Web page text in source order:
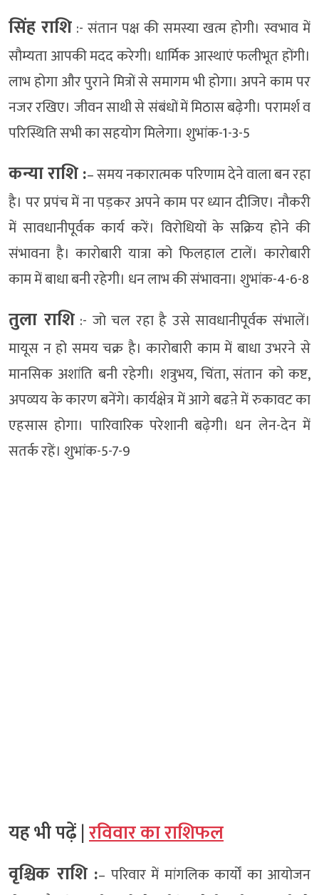
सिंह राशि :- संतान पक्ष की समस्या खत्म होगी। स्वभाव में
सौम्यता आपकी मदद करेगी। धार्मिक आस्थाएं फलीभूत होंगी।
लाभ होगा और पुराने मित्रों से समागम भी होगा। अपने काम पर
नजर रखिए। जीवन साथी से संबंधों में मिठास बढ़ेगी। परामर्श व
परिस्थिति सभी का सहयोग मिलेगा। शुभांक-1-3-5
कन्या राशि :– समय नकारात्मक परिणाम देने वाला बन रहा
है। पर प्रपंच में ना पड़कर अपने काम पर ध्यान दीजिए। नौकरी
में सावधानीपूर्वक कार्य करें। विरोधियों के सक्रिय होने की
संभावना है। कारोबारी यात्रा को फिलहाल टालें। कारोबारी
काम में बाधा बनी रहेगी। धन लाभ की संभावना। शुभांक-4-6-8
तुला राशि:- जो चल रहा है उसे सावधानीपूर्वक संभालें।
मायूस न हो समय चक्र है। कारोबारी काम में बाधा उभरने से
मानसिक अशांति बनी रहेगी। शत्रुभय, चिंता, संतान को कष्ट,
अपव्यय के कारण बनेंगे। कार्यक्षेत्र में आगे बढऩे में रुकावट का
एहसास होगा। पारिवारिक परेशानी बढ़ेगी। धन लेन-देन में
सतर्क रहें। शुभांक-5-7-9
यह भी पढ़ें |रविवार का राशिफल
वृश्चिक राशि :– परिवार में मांगलिक कार्यों का आयोजन